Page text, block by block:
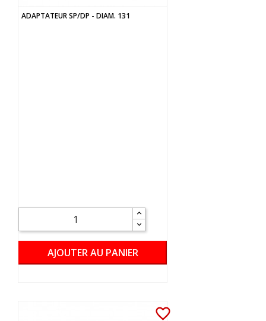
ADAPTATEUR SP/DP - DIAM. 131
AJOUTER AU PANIER
favorite_border